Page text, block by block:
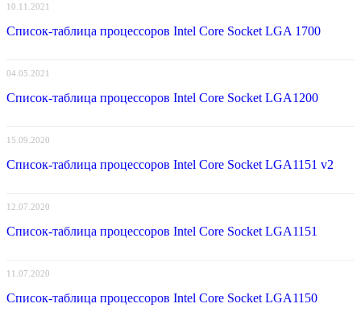
10.11.2021
Список-таблица процессоров Intel Core Socket LGA 1700
04.05.2021
Список-таблица процессоров Intel Core Socket LGA1200
15.09.2020
Список-таблица процессоров Intel Core Socket LGA1151 v2
12.07.2020
Список-таблица процессоров Intel Core Socket LGA1151
11.07.2020
Список-таблица процессоров Intel Core Socket LGA1150